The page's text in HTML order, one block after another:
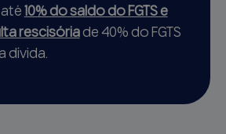
10% do saldo do FGTS e
rescisóriade 40% do FGTS
dívida.